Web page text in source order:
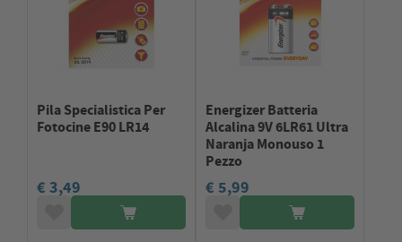
Pila Specialistica Per
Fotocine E90 LR14
€ 3,49
Energizer Batteria
Alcalina 9V 6LR61 Ultra
Naranja Monouso 1
Pezzo
€ 5,99